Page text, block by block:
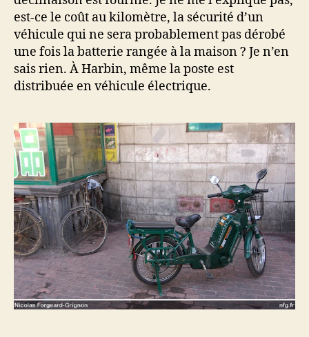
est-ce le coût au kilomètre, la sécurité d’un
véhicule qui ne sera probablement pas dérobé
une fois la batterie rangée à la maison ? Je n’en
sais rien. À Harbin, même la poste est
distribuée en véhicule électrique.